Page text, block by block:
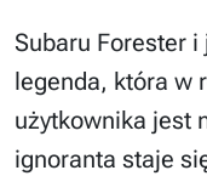
Subaru Forester
legenda, która w
użytkownika jest
ignoranta staje